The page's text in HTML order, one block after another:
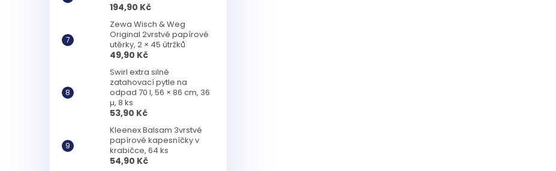
194,90 Kč
Zewa Wisch & Weg
Original 2vrstvé papírové
utěrky, 2 × 45 útržků
49,90 Kč
Swirl extra silné
zatahovací pytle na
odpad 70 l, 56 × 86 cm, 36
µ, 8 ks
53,90 Kč
Kleenex Balsam 3vrstvé
papírové kapesníčky v
krabičce, 64 ks
54,90 Kč